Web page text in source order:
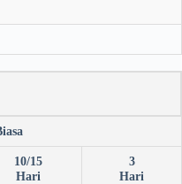
10/15
Hari
3
Hari